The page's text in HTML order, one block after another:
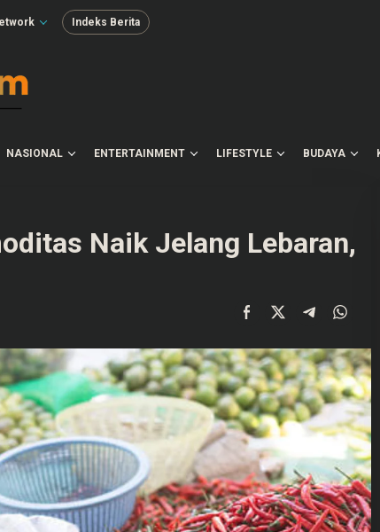
Indeks Berita
NASIONAL ENTERTAINMENT LIFESTYLE BUDAYA
Naik Jelang Lebaran,